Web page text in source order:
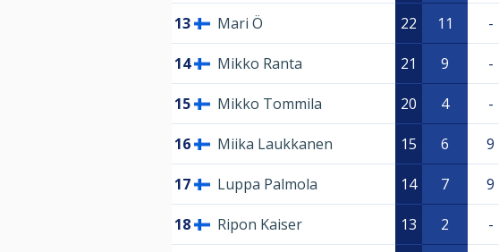
13 Mari Ö 22 11 -
14 Mikko Ranta 21 9 -
15 Mikko Tommila 20 4 -
16 Miika Laukkanen 15 6 9
17 Luppa Palmola 14 7 9
18 Ripon Kaiser 13 2 -